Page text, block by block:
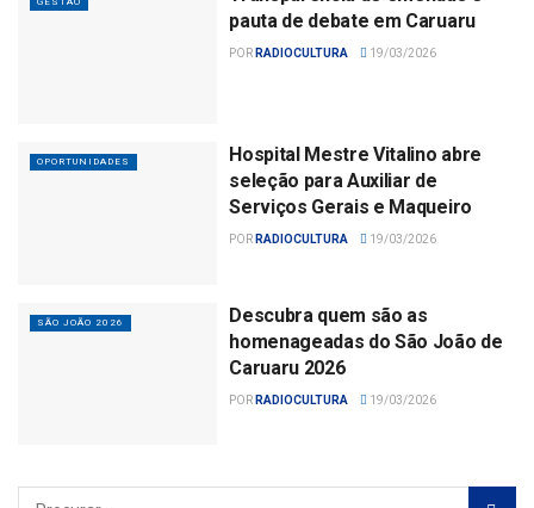
pauta de debate em Caruaru
POR RADIOCULTURA 19/03/2026
OPORTUNIDADES
Hospital Mestre Vitalino abre
seleção para Auxiliar de
Serviços Gerais e Maqueiro
POR RADIOCULTURA 19/03/2026
SÃO JOÃO 2026
Descubra quem são as
homenageadas do São João de
Caruaru 2026
POR RADIOCULTURA 19/03/2026